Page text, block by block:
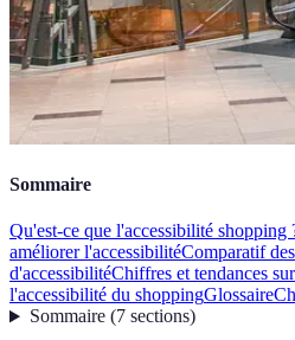
Sommaire
Qu'est-ce que l'accessibilité shopping
améliorer l'accessibilitéComparatif
d'accessibilitéChiffres et tendances
l'accessibilité du shoppingGlossaire
Sommaire(7 sections)